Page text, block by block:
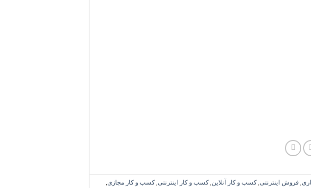
,فروش اینترنتی,کسب و کار آنلاین,کسب و کار اینترنتی,کسب و کار مجازی,